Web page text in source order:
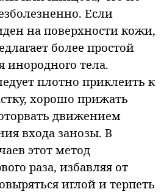
Если
на поверхности кожи,
более простой
инородного тела.
плотно приклеить к
хорошо прижать
движением
входа занозы. В
этот метод
раза, избавляя от
иглой и терпеть